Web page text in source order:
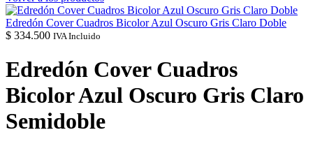
Edredón Cover Cuadros Bicolor Azul Oscuro Gris Claro Doble
$ 334.500 IVA Incluido
Edredón Cover Cuadros
Bicolor Azul Oscuro Gris Claro
Semidoble